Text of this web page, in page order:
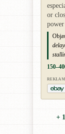
or
power
+